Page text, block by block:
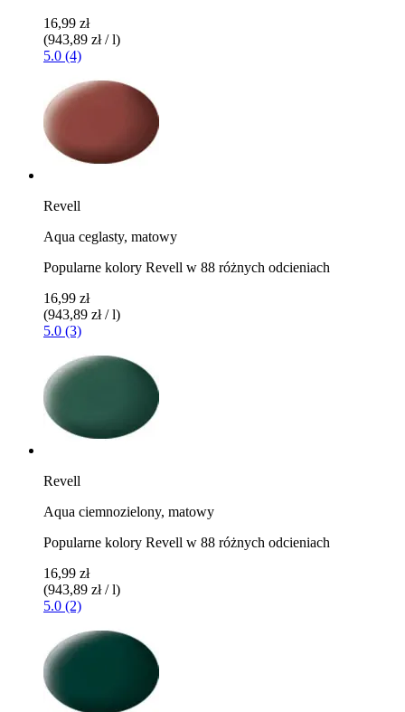
16,99 zł
(943,89 zł / l)
5.0 (4)
Revell
Aqua ceglasty, matowy
Popularne kolory Revell w 88 różnych odcieniach
16,99 zł
(943,89 zł / l)
5.0 (3)
Revell
Aqua ciemnozielony, matowy
Popularne kolory Revell w 88 różnych odcieniach
16,99 zł
(943,89 zł / l)
5.0 (2)